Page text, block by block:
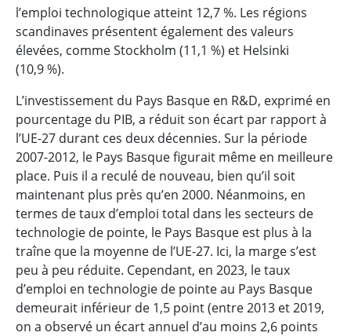
l’emploi technologique atteint 12,7 %. Les régions
scandinaves présentent également des valeurs
élevées, comme Stockholm (11,1 %) et Helsinki
(10,9 %).
L’investissement du Pays Basque en R&D, exprimé en
pourcentage du PIB, a réduit son écart par rapport à
l’UE-27 durant ces deux décennies. Sur la période
2007-2012, le Pays Basque figurait même en meilleure
place. Puis il a reculé de nouveau, bien qu’il soit
maintenant plus près qu’en 2000. Néanmoins, en
termes de taux d’emploi total dans les secteurs de
technologie de pointe, le Pays Basque est plus à la
traîne que la moyenne de l’UE-27. Ici, la marge s’est
peu à peu réduite. Cependant, en 2023, le taux
d’emploi en technologie de pointe au Pays Basque
demeurait inférieur de 1,5 point (entre 2013 et 2019,
on a observé un écart annuel d’au moins 2,6 points